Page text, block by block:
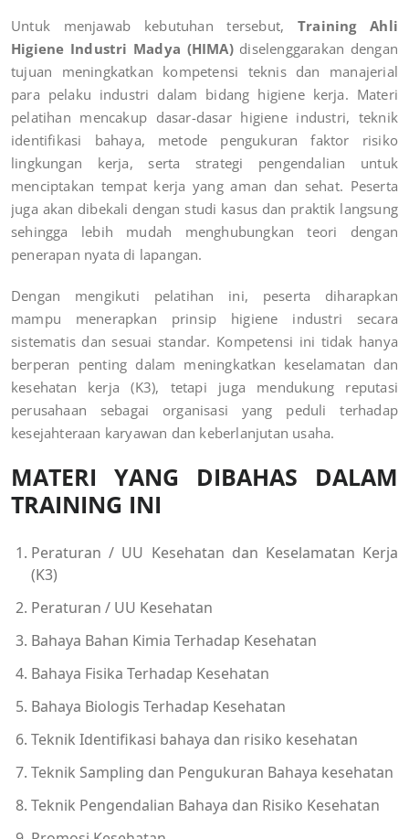
Untuk menjawab kebutuhan tersebut, Training Ahli
Higiene Industri Madya (HIMA)diselenggarakan dengan
tujuan meningkatkan kompetensi teknis dan manajerial
para pelaku industri dalam bidang higiene kerja. Materi
pelatihan mencakup dasar-dasar higiene industri, teknik
identifikasi bahaya, metode pengukuran faktor risiko
lingkungan kerja, serta strategi pengendalian untuk
menciptakan tempat kerja yang aman dan sehat. Peserta
juga akan dibekali dengan studi kasus dan praktik langsung
sehingga lebih mudah menghubungkan teori dengan
penerapan nyata di lapangan.
Dengan mengikuti pelatihan ini, peserta diharapkan
mampu menerapkan prinsip higiene industri secara
sistematis dan sesuai standar. Kompetensi ini tidak hanya
berperan penting dalam meningkatkan keselamatan dan
kesehatan kerja (K3), tetapi juga mendukung reputasi
perusahaan sebagai organisasi yang peduli terhadap
kesejahteraan karyawan dan keberlanjutan usaha.
MATERI YANG DIBAHAS DALAM
TRAINING INI
Peraturan / UU Kesehatan dan Keselamatan Kerja
(K3)
Peraturan / UU Kesehatan
Bahaya Bahan Kimia Terhadap Kesehatan
Bahaya Fisika Terhadap Kesehatan
Bahaya Biologis Terhadap Kesehatan
Teknik Identifikasi bahaya dan risiko kesehatan
Teknik Sampling dan Pengukuran Bahaya kesehatan
Teknik Pengendalian Bahaya dan Risiko Kesehatan